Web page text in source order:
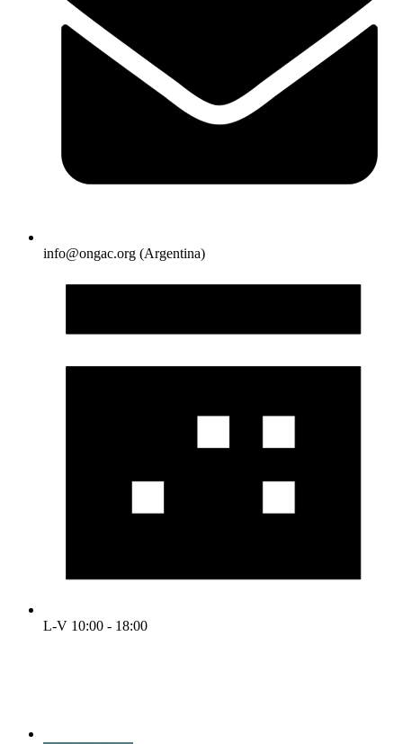
info@ongac.org (Argentina)
L-V 10:00 - 18:00